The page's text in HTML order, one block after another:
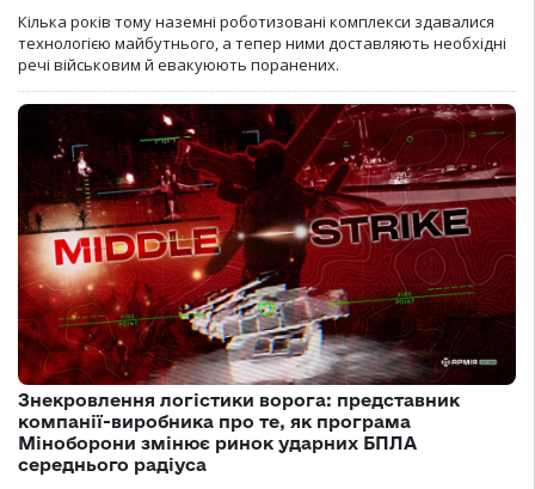
Кілька років тому наземні роботизовані комплекси здавалися
технологією майбутнього, а тепер ними доставляють необхідні
речі військовим й евакуюють поранених.
Знекровлення логістики ворога: представник
компанії-виробника про те, як програма
Міноборони змінює ринок ударних БПЛА
середнього радіуса